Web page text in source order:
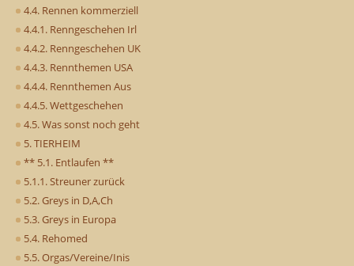
4.4. Rennen kommerziell
4.4.1. Renngeschehen Irl
4.4.2. Renngeschehen UK
4.4.3. Rennthemen USA
4.4.4. Rennthemen Aus
4.4.5. Wettgeschehen
4.5. Was sonst noch geht
5. TIERHEIM
** 5.1. Entlaufen **
5.1.1. Streuner zurück
5.2. Greys in D,A,Ch
5.3. Greys in Europa
5.4. Rehomed
5.5. Orgas/Vereine/Inis